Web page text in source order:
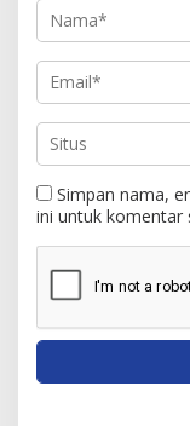
Simpan nama,
ini untuk komentar